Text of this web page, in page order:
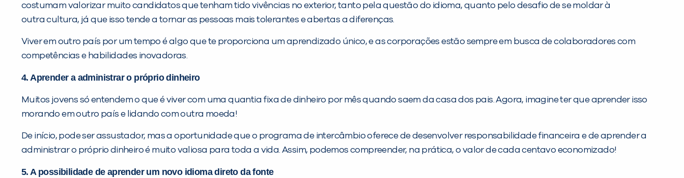
costumam valorizar muito candidatos que tenham tido vivências no exterior, tanto pela questão do idioma, quanto pelo desafio de se moldar à
outra cultura, já que isso tende a tornar as pessoas mais tolerantes e abertas a diferenças.
Viver em outro país por um tempo é algo que te proporciona um aprendizado único, e as corporações estão sempre em busca de colaboradores com
competências e habilidades inovadoras.
4. Aprender a administrar o próprio dinheiro
Muitos jovens só entendem o que é viver com uma quantia fixa de dinheiro por mês quando saem da casa dos pais. Agora, imagine ter que aprender isso
morando em outro país e lidando com outra moeda!
De início, pode ser assustador, mas a oportunidade que o programa de intercâmbio oferece de desenvolver responsabilidade financeira e de aprender a
administrar o próprio dinheiro é muito valiosa para toda a vida. Assim, podemos compreender, na prática, o valor de cada centavo economizado!
5. A possibilidade de aprender um novo idioma direto da fonte